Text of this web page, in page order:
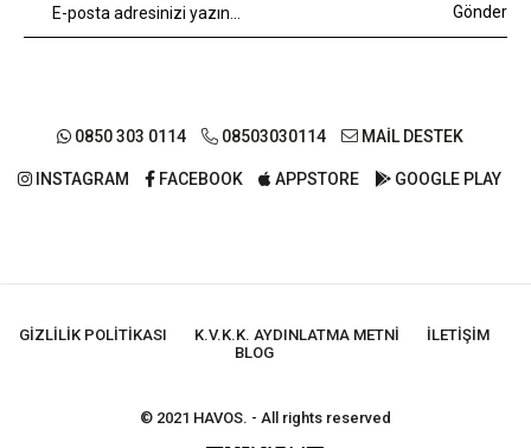
Gönder
0850 303 0114 08503030114 MAİL DESTEK
INSTAGRAM FACEBOOK APPSTORE GOOGLE PLAY
GIZLILIK POLITIKASI K.V.K.K. AYDINLATMA METNI
İLETIŞIM
BLOG
© 2021 HAVOS. - All rights reserved